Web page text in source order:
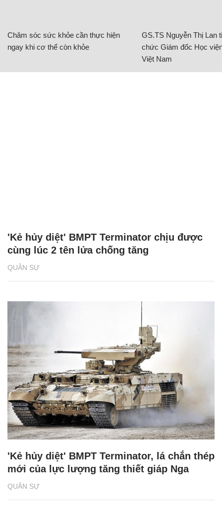
Chăm sóc sức khỏe cần thực hiện
ngay khi cơ thể còn khỏe
GS.TS Nguyễn Thị Lan
chức Giám đốc Học
Việt Nam
QUÂN SỰ
'Kẻ hủy diệt' BMPT Terminator chịu được
cùng lúc 2 tên lửa chống tăng
QUÂN SỰ
'Kẻ hủy diệt' BMPT Terminator, lá chắn thép
mới của lực lượng tăng thiết giáp Nga